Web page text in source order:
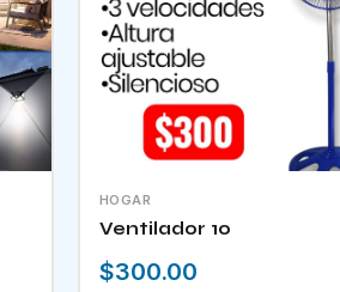
HOGAR
Ventilador 10
$300.00